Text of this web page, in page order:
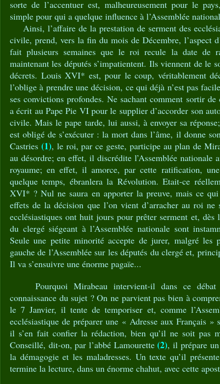
sorte de l’accentuer est, malheureusement pour le
simple pour qui a quelque influence à l’Assemblée
Ainsi, l’affaire de la prestation de serment des
civile, prend, vers la fin du mois de Décembre, l’aspect
fait plusieurs semaines que le roi recule la date de
maintenant les députés s’impatientent. Ils viennent de le
décrets. Louis XVI* est, pour le coup, véritablement
l’oblige à prendre une décision, ce qui déjà n’est pas
ses convictions profondes. Ne sachant comment sortir
a écrit au Pape Pie VI pour le supplier d’accorder son
civile. Mais le pape tarde, lui aussi, à envoyer sa
est obligé de s’exécuter : la mort dans l’âme, il donne
Castries (1), le roi, par ce geste, participe au plan de
au désordre; en effet, il discrédite l’Assemblée nationale
royaume; en effet, il amorce, par cette ratification,
quelque temps, ébranlera la Révolution. Etait-ce
XVI* ? Nul ne saura en apporter la preuve, mais ce qui
effets de la décision que l’on vient d’arracher au roi ne
ecclésiastiques ont huit jours pour prêter serment et, dès
du clergé siégeant à l’Assemblée nationale sont
Seule une petite minorité accepte de jurer, malgré les
gauche de l’Assemblée sur les députés du clergé et,
Il va s’ensuivre une énorme pagaïe...
Pourquoi Mirabeau intervient-il dans ce débat
connaissance du sujet ? On ne parvient pas bien à
le 7 Janvier, il tente de temporiser et, comme
ecclésiastique de préparer une « Adresse aux Français
il s’en fait confier la rédaction, bien qu’il ne soit pas
Conseillé, dit-on, par l’abbé Lamourette(2), il prépare
la démagogie et les maladresses. Un texte qu’il
termine la lecture, dans un énorme chahut, avec cette